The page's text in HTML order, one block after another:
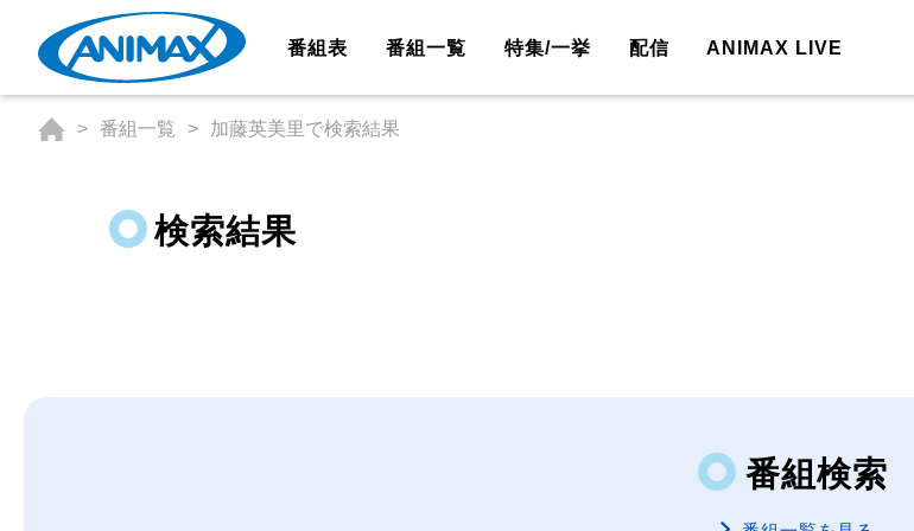
番組表 番組一覧 特集/一挙 配信 ANIMAX LIVE
番組一覧 加藤英美里で検索結果
検索結果
番組検索